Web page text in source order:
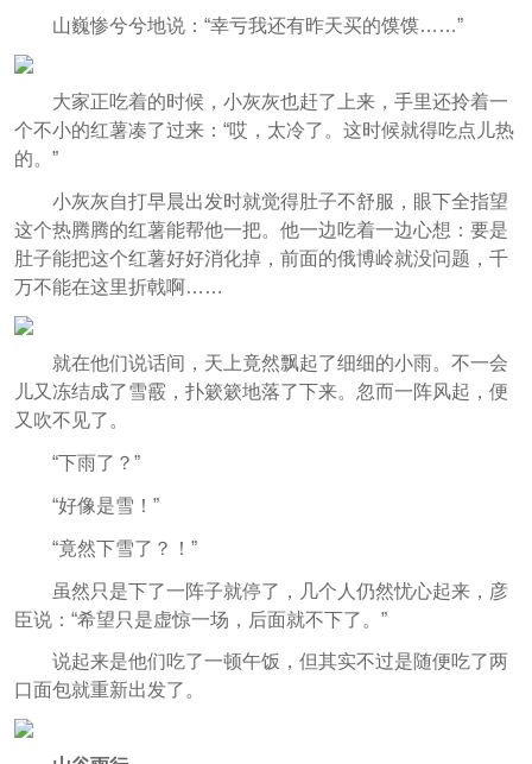
山巍惨兮兮地说：“幸亏我还有昨天买的馍馍……”
大家正吃着的时候，小灰灰也赶了上来，手里还拎着一
个不小的红薯凑了过来：“哎，太冷了。这时候就得吃点儿热
的。”
小灰灰自打早晨出发时就觉得肚子不舒服，眼下全指望
这个热腾腾的红薯能帮他一把。他一边吃着一边心想：要是
肚子能把这个红薯好好消化掉，前面的俄博岭就没问题，千
万不能在这里折戟啊……
就在他们说话间，天上竟然飘起了细细的小雨。不一会
儿又冻结成了雪霰，扑簌簌地落了下来。忽而一阵风起，便
又吹不见了。
“下雨了？”
“好像是雪！”
“竟然下雪了？！”
虽然只是下了一阵子就停了，几个人仍然忧心起来，彦
臣说：“希望只是虚惊一场，后面就不下了。”
说起来是他们吃了一顿午饭，但其实不过是随便吃了两
口面包就重新出发了。